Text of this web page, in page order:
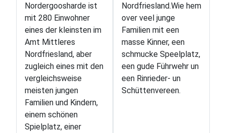
Nordergoosharde ist
mit 280 Einwohner
eines der kleinsten im
Amt Mittleres
Nordfriesland, aber
zugleich eines mit den
vergleichsweise
meisten jungen
Familien und Kindern,
einem schönen
Spielplatz, einer
Nordfriesland.Wie hem
over veel junge
Familien mit een
masse Kinner, een
schmucke Speelplatz,
een gude Führwehr un
een Rinrieder- un
Schüttenvereen.